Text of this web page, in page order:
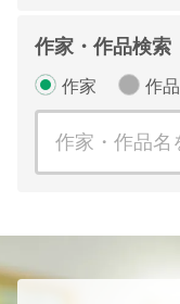
作家・作品検索
作家 作品